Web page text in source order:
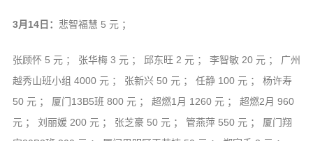
3月14日： 悲智福慧 5 元 ；
张顾怀 5 元 ； 张华梅 3 元 ； 邱东旺 2 元 ； 李智敏 20 元 ； 广州
越秀山班小组 4000 元 ； 张新兴 50 元 ； 任静 100 元 ； 杨许寿
50 元 ； 厦门13B5班 800 元 ； 超燃1月 1260 元 ； 超燃2月 960
元 ； 刘丽媛 200 元 ； 张芝豪 50 元 ； 管燕萍 550 元 ； 厦门翔